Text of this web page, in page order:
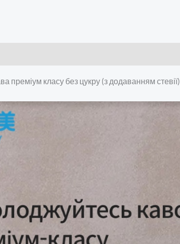
преміум класу без цукру (з додаванням стевії)